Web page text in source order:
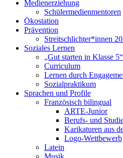
Medienerziehung
Schülermedienmentoren
Ökostation
Prävention
Streitschlichter*innen
Soziales Lernen
„Gut starten in Klasse 5“
Curriculum
Lernen durch
Sozialpraktikum
Sprachen und Profile
Französisch bilingual
ARTE-Junior
Berufs- und
Karikaturen aus
Logo-Wettbewerb
Latein
Musik